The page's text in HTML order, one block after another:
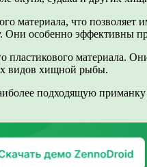
материала, что
особенно эффективны
пластикового материала.
видов хищной рыбы.
подходящую